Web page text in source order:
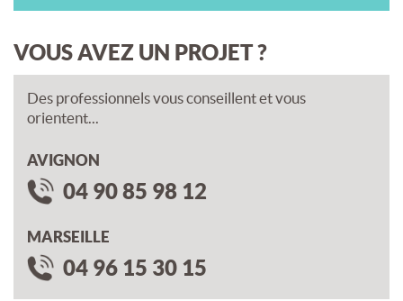
VOUS AVEZ UN PROJET ?
Des professionnels vous conseillent et vous
orientent...
AVIGNON
04 90 85 98 12
MARSEILLE
04 96 15 30 15